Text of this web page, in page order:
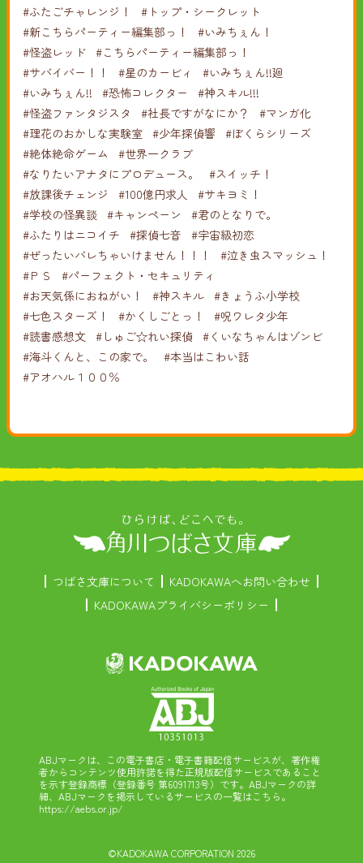
#ふたごチャレンジ！
#トップ・シークレット
#新こちらパーティー編集部っ！
#いみちぇん！
#怪盗レッド #こちらパーティー編集部っ！
#サバイバー！！
#星のカービィ
#いみちぇん!!廻
#いみちぇん!!
#恐怖コレクター
#神スキル!!!
#怪盗ファンタジスタ
#社長ですがなにか？
#マンガ化
#理花のおかしな実験室 #少年探偵響
#ぼくらシリーズ
#絶体絶命ゲーム
#世界一クラブ
#なりたいアナタにプロデュース。
#スイッチ！
#放課後チェンジ
#100億円求人
#サキヨミ！
#学校の怪異談 #キャンペーン
#君のとなりで。
#ふたりはニコイチ
#探偵七音
#宇宙級初恋
#ぜったいバレちゃいけません！！！
#泣き虫スマッシュ！
#ＰＳ
#パーフェクト・セキュリティ
#お天気係におねがい！
#神スキル #きょうふ小学校
#七色スターズ！
#かくしごとっ！
#呪ワレタ少年
#読書感想文
#しゅご☆れい探偵 #くいなちゃんはゾンビ
#海斗くんと、この家で。
#本当はこわい話
#アオハル１００％
つばさ文庫について
KADOKAWAへお問い合わせ
KADOKAWAプライバシーポリシー
ABJマークは、この電子書店・電子書籍配信サービスが、著作権
者からコンテンツ使用許諾を得た正規版配信サービスであること
を示す登録商標（登録番号 第6091713号）です。ABJマークの詳
細、ABJマークを掲示しているサービスの一覧はこちら。
https://aebs.or.jp/
©KADOKAWA CORPORATION 2026